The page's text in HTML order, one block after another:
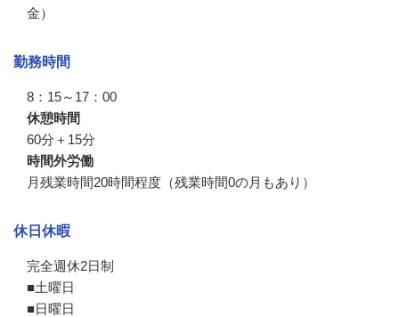
金）
勤務時間
8：15～17：00
休憩時間
60分＋15分
時間外労働
月残業時間20時間程度（残業時間0の月もあり）
休日休暇
完全週休2日制
■土曜日
■日曜日